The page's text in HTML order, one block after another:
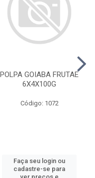
POLPA GOIABA FRUTAE
6X4X100G
Código: 1072
Faça seu login ou
cadastre-se para